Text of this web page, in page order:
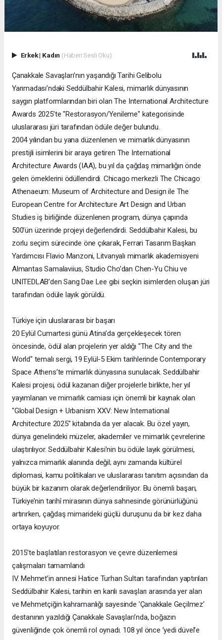
Erkek| Kadın (Haberi Sesli Oku)
Çanakkale Savaşları’nın yaşandığı Tarihi Gelibolu
Yarımadası’ndaki Seddülbahir Kalesi, mimarlık dünyasının
saygın platformlarından biri olan The International Architecture
Awards 2025’te "Restorasyon/Yenileme" kategorisinde
uluslararası jüri tarafından ödüle değer bulundu.
2004 yılından bu yana düzenlenen ve mimarlık dünyasının
prestijli isimlerini bir araya getiren The International
Architecture Awards (IAA), bu yıl da çağdaş mimarlığın önde
gelen örneklerini ödüllendirdi. Chicago merkezli The Chicago
Athenaeum: Museum of Architecture and Design ile The
European Centre for Architecture Art Design and Urban
Studies iş birliğinde düzenlenen program, dünya çapında
500’ün üzerinde projeyi değerlendirdi. Seddülbahir Kalesi, bu
zorlu seçim sürecinde öne çıkarak, Ferrari Tasarım Başkan
Yardımcısı Flavio Manzoni, Litvanyalı mimarlık akademisyeni
Almantas Samalaviius, Studio Cho’dan Chen-Yu Chiu ve
UNITEDLAB’den Sang Dae Lee gibi seçkin isimlerden oluşan jüri
tarafından ödüle layık görüldü.
Türkiye için uluslararası bir başarı
20 Eylül Cumartesi günü Atina’da gerçekleşecek tören
öncesinde, ödül alan projelerin yer aldığı "The City and the
World" temalı sergi, 19 Eylül-5 Ekim tarihlerinde Contemporary
Space Athens’te mimarlık dünyasına sunulacak. Seddülbahir
Kalesi projesi, ödül kazanan diğer projelerle birlikte, her yıl
yayımlanan ve mimarlık camiası için önemli bir kaynak olan
"Global Design + Urbanism XXV: New International
Architecture 2025" kitabında da yer alacak. Bu özel yayın,
dünya genelindeki müzeler, akademiler ve mimarlık çevrelerine
ulaştırılıyor. Seddülbahir Kalesi’nin bu ödüle layık görülmesi,
yalnızca mimarlık alanında değil; aynı zamanda kültürel
diplomasi, kamu politikaları ve uluslararası tanıtım açısından da
büyük bir kazanım olarak değerlendiriliyor. Bu önemli başarı,
Türkiye’nin tarihî mirasının dünya sahnesinde görünürlüğünü
artırırken, çağdaş mimarideki güçlü duruşunu da bir kez daha
ortaya koyuyor.
2015’te başlatılan restorasyon ve çevre düzenlemesi
çalışmaları tamamlandı
IV. Mehmet’in annesi Hatice Turhan Sultan tarafından yaptırılan
Seddülbahir Kalesi, tarihin en kanlı savaşları arasında yer alan
ve Mehmetçiğin kahramanlığı sayesinde ’Çanakkale Geçilmez’
destanının yazıldığı Çanakkale Savaşları’nda, boğazın
güvenliğinde çok önemli rol oynadı. 108 yıl önce ’yedi düvel’e